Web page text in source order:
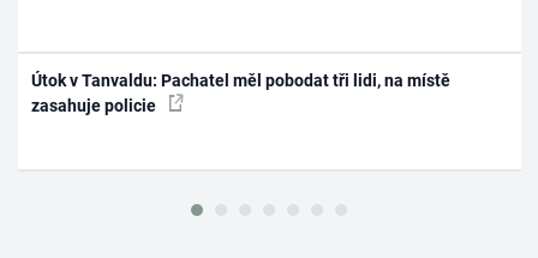
Útok v Tanvaldu: Pachatel měl pobodat tři lidi, na místě
zasahuje policie